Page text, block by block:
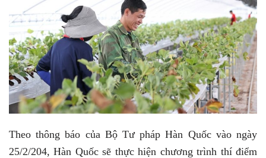
Theo thông báo của Bộ Tư pháp Hàn Quốc vào ngày
25/2/204, Hàn Quốc sẽ thực hiện chương trình thí điểm